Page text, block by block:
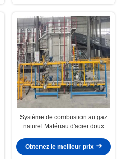
Système de combustion au gaz
naturel Matériau d'acier doux
du four
Obtenez le meilleur prix